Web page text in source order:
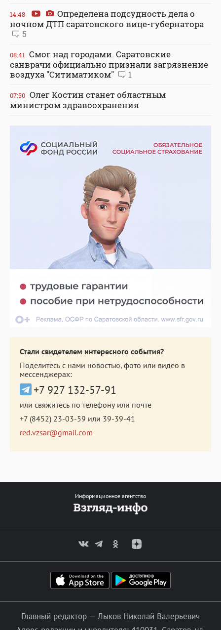
14:48
Определена подсудность дела о
ночном ДТП саратовского вице-губернатора
5
08:41 Смог над городами. Саратовские
санврачи официально признали загрязнение
воздуха "Ситиматиком"
1
07:50 Олег Костин станет областным
министром здравоохранения
Стали свидетелем интересного события?
Поделитесь с нами новостью, фото или видео в
мессенджерах:
+7 927 132-57-91
или свяжитесь по телефону или почте
+7 (8452) 23-03-59 или 39-39-41
red.vzsar@gmail.com
Информационное агентство
Главный редактор — Лыков Николай Валерьевич